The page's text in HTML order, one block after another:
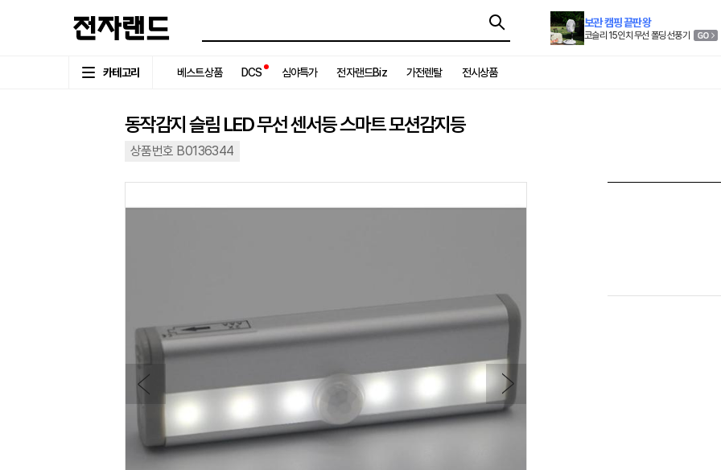
보관 캠핑 끝판왕
코슬리 15인치 무선 폴딩 선풍기
카테고리 베스트상품 DCS 심야특가 전자랜드Biz 가전렌탈 전시상품
동작감지 슬림 LED 무선 센서등 스마트 모션감지등
상품번호 B0136344